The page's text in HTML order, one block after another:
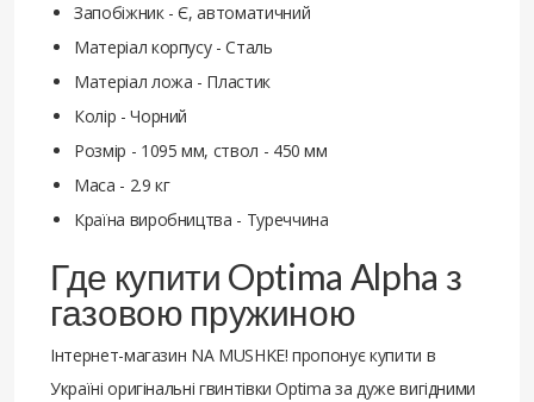
Запобіжник - Є, автоматичний
Матеріал корпусу - Сталь
Матеріал ложа - Пластик
Колір - Чорний
Розмір - 1095 мм, ствол - 450 мм
Маса - 2.9 кг
Країна виробництва - Туреччина
Где купити Optima Alpha з
газовою пружиною
Інтернет-магазин NA MUSHKE! пропонує купити в
Україні оригінальні гвинтівки Optima за дуже вигідними